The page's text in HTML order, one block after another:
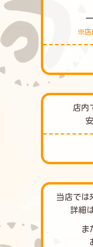
※店
店内
当店では
詳細
ま